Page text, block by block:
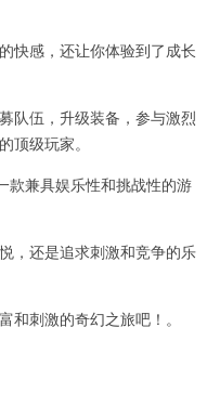
感，还让你体验到了成长
伍，升级装备，参与激烈
顶级玩家。
兼具娱乐性和挑战性的游
还是追求刺激和竞争的乐
刺激的奇幻之旅吧！。